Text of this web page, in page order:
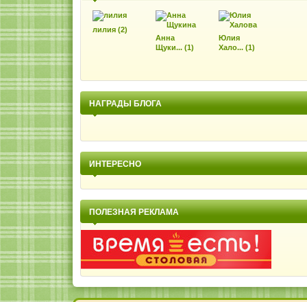
лилия (2)
Анна
Щуки... (1)
Юлия
Хало... (1)
НАГРАДЫ БЛОГА
ИНТЕРЕСНО
ПОЛЕЗНАЯ РЕКЛАМА